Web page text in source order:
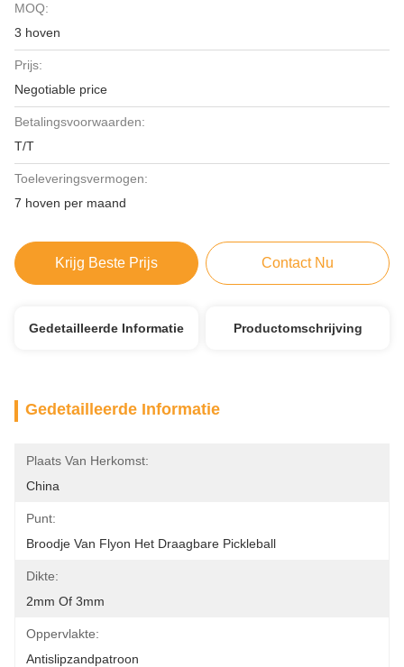
MOQ:
3 hoven
Prijs:
Negotiable price
Betalingsvoorwaarden:
T/T
Toeleveringsvermogen:
7 hoven per maand
Krijg Beste Prijs Contact Nu
Gedetailleerde Informatie Productomschrijving
Gedetailleerde Informatie
Plaats Van Herkomst:
China
Punt:
Broodje Van Flyon Het Draagbare Pickleball
Dikte:
2mm Of 3mm
Oppervlakte:
Antislipzandpatroon